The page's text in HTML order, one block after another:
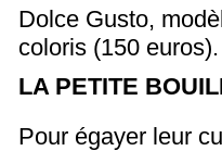
Dolce Gusto,
coloris (150
LA PETITE
Pour égayer leur